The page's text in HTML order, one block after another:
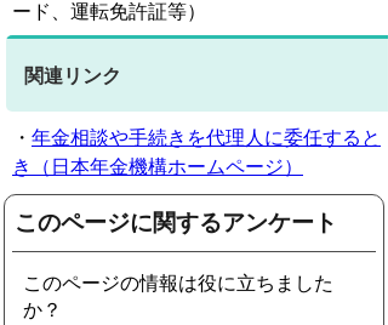
ード、運転免許証等）
関連リンク
・ 年金相談や手続きを代理人に委任すると
き（日本年金機構ホームページ）
このページに関するアンケート
このページの情報は役に立ちました
か？